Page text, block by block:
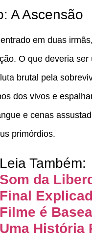
A Ascensão
em duas
O que deveria ser
brutal pela
dos vivos e
e cenas
primórdios.
Leia Também:
Som da
Final
Filme é
Uma História